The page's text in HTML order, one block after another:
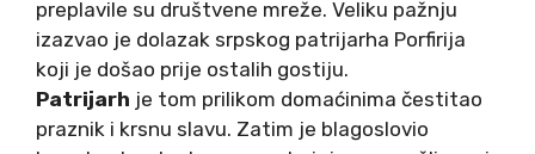
preplavile su društvene mreže. Veliku pažnju
izazvao je dolazak srpskog patrijarha Porfirija
koji je došao prije ostalih gostiju.
Patrijarh je tom prilikom domaćinima čestitao
praznik i krsnu slavu. Zatim je blagoslovio